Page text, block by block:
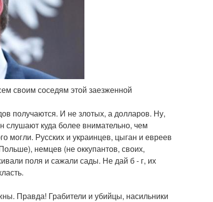
своим соседям этой заезженной
получаются. И не злотых, а долларов. Ну,
куда более внимательно, чем
могли. Русских и украинцев, цыган и евреев
немцев (не оккупантов, своих,
поля и сажали сады. Не дай б - г, их
Правда! Грабители и убийцы, насильники